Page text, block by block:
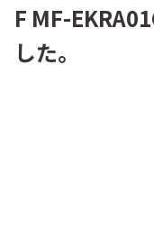
F MF-
した。